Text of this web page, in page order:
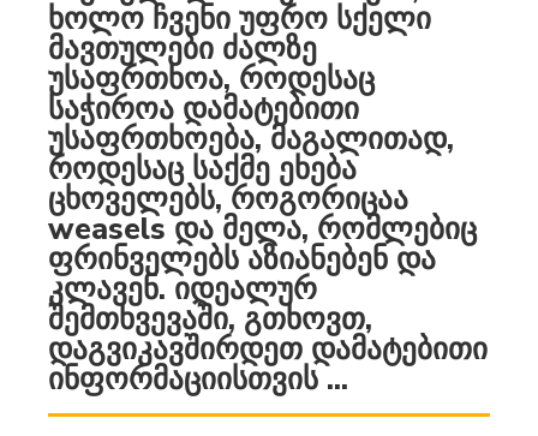
ხოლო ჩვენი უფრო სქელი
მავთულები ძალზე
უსაფრთხოა, როდესაც
საჭიროა დამატებითი
უსაფრთხოება, მაგალითად,
როდესაც საქმე ეხება
ცხოველებს, როგორიცაა
weasels და მელა, რომლებიც
ფრინველებს აზიანებენ და
კლავენ. იდეალურ
შემთხვევაში, გთხოვთ,
დაგვიკავშირდეთ დამატებითი
ინფორმაციისთვის ...